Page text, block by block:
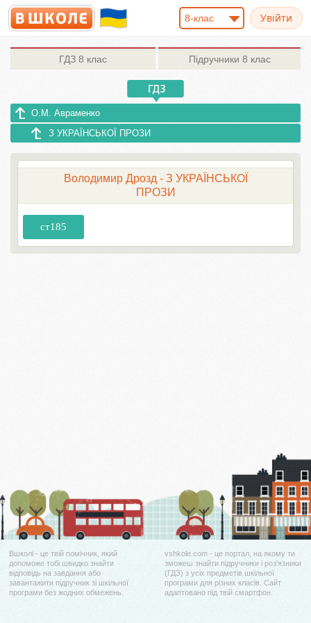
8-клас
ГДЗ 8 клас Підручники 8 клас
О.М. Авраменко
З УКРАЇНСЬКОЇ ПРОЗИ
Володимир Дрозд - З УКРАЇНСЬКОЇ
ПРОЗИ
ст185
Вшколі - це твій помічник, який
допоможе тобі швидко знайти
відповідь на завдання або
завантажити підручник зі шкільної
програми без жодних обмежень.
vshkole.com - це портал, на якому ти
зможеш знайти підручники і роз'язники
(ГДЗ) з усіх предметів шкільної
програми для різних класів. Сайт
адаптовано під твій смартфон.